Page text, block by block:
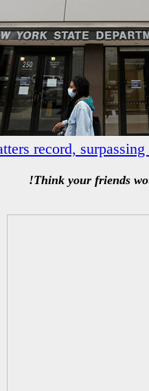
record,
Think your friends